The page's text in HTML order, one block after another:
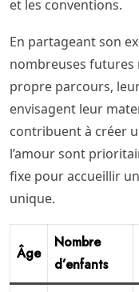
et les conventions.
En partageant son
nombreuses futures
propre parcours,
envisagent leur
contribuent à créer
l’amour sont
fixe pour accueillir
unique.
Âge
Nombre
d’enfants